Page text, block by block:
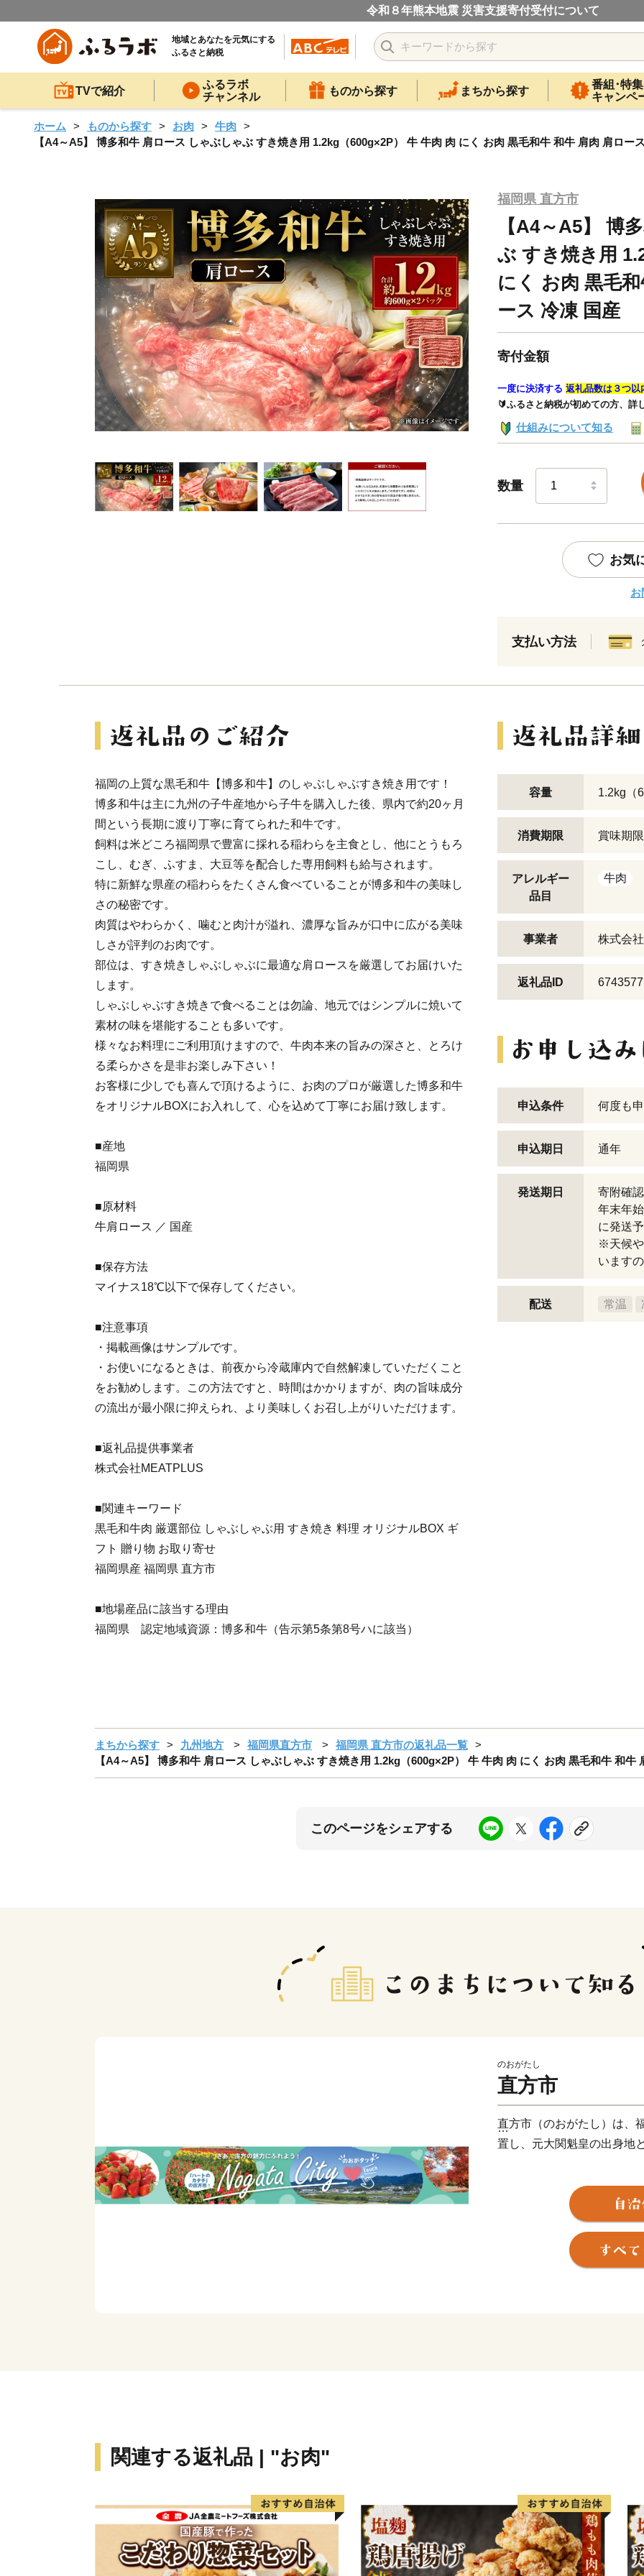
令和８年熊本地震 災害支援寄付受付について
地域とあなたを元気にする
ふるさと納税
TVで紹介
ふるラボ
チャンネル
ものから探す まちから探す
番組･特集
キャンペ
ホーム ものから探す お肉
牛肉
【A4～A5】 博多和牛 肩ロース しゃぶしゃぶ すき焼き用 1.2kg（600g×2P） 牛 牛肉 肉 にく お肉 黒毛和牛 和牛 肩肉 肩ロー
福岡県 直方市
【A4～A5】 博
ぶ すき焼き用
にく お肉 黒毛
ース 冷凍 国産
寄付金額
一度に決済する 返礼品数は３つ以
🔰ふるさと納税が初めての方、詳
仕組みについて知る
数量
お気
お
支払い方法
福岡の上質な黒毛和牛【博多和牛】のしゃぶしゃぶすき焼き用です！
博多和牛は主に九州の子牛産地から子牛を購入した後、県内で約20ヶ月
間という長期に渡り丁寧に育てられた和牛です。
飼料は米どころ福岡県で豊富に採れる稲わらを主食とし、他にとうもろ
こし、むぎ、ふすま、大豆等を配合した専用飼料も給与されます。
特に新鮮な県産の稲わらをたくさん食べていることが博多和牛の美味し
さの秘密です。
肉質はやわらかく、噛むと肉汁が溢れ、濃厚な旨みが口中に広がる美味
しさが評判のお肉です。
部位は、すき焼きしゃぶしゃぶに最適な肩ロースを厳選してお届けいた
します。
しゃぶしゃぶすき焼きで食べることは勿論、地元ではシンプルに焼いて
素材の味を堪能することも多いです。
様々なお料理にご利用頂けますので、牛肉本来の旨みの深さと、とろけ
る柔らかさを是非お楽しみ下さい！
お客様に少しでも喜んで頂けるように、お肉のプロが厳選した博多和牛
をオリジナルBOXにお入れして、心を込めて丁寧にお届け致します。
■産地
福岡県
■原材料
牛肩ロース ／ 国産
■保存方法
マイナス18℃以下で保存してください。
■注意事項
・掲載画像はサンプルです。
・お使いになるときは、前夜から冷蔵庫内で自然解凍していただくこと
をお勧めします。この方法ですと、時間はかかりますが、肉の旨味成分
の流出が最小限に抑えられ、より美味しくお召し上がりいただけます。
■返礼品提供事業者
株式会社MEATPLUS
■関連キーワード
黒毛和牛肉 厳選部位 しゃぶしゃぶ用 すき焼き 料理 オリジナルBOX ギ
フト 贈り物 お取り寄せ
福岡県産 福岡県 直方市
■地場産品に該当する理由
福岡県 認定地域資源：博多和牛（告示第5条第8号ハに該当）
容量 1.2kg（
消費期限 賞味期
アレルギー
品目
牛肉
事業者 株式会
返礼品ID 6743577
申込条件 何度も
申込期日 通年
発送期日
寄附確
年末年
に発送
※天候や
います
配送 常温
まちから探す 九州地方 福岡県直方市
福岡県 直方市の返礼品一覧
【A4～A5】 博多和牛 肩ロース しゃぶしゃぶ すき焼き用 1.2kg（600g×2P） 牛 牛肉 肉 にく お肉 黒毛和牛 和牛
このページをシェアする
のおがたし
直方市
直方市（のおがたし）は、
置し、元大関魁皇の出身地
父なる福智山と母なる遠賀
には約13万本のチューリッ
直方藩の城下町として、明
心都市として栄えるなど、
自然と歴史が織り成す直
関連する返礼品 | "お肉"